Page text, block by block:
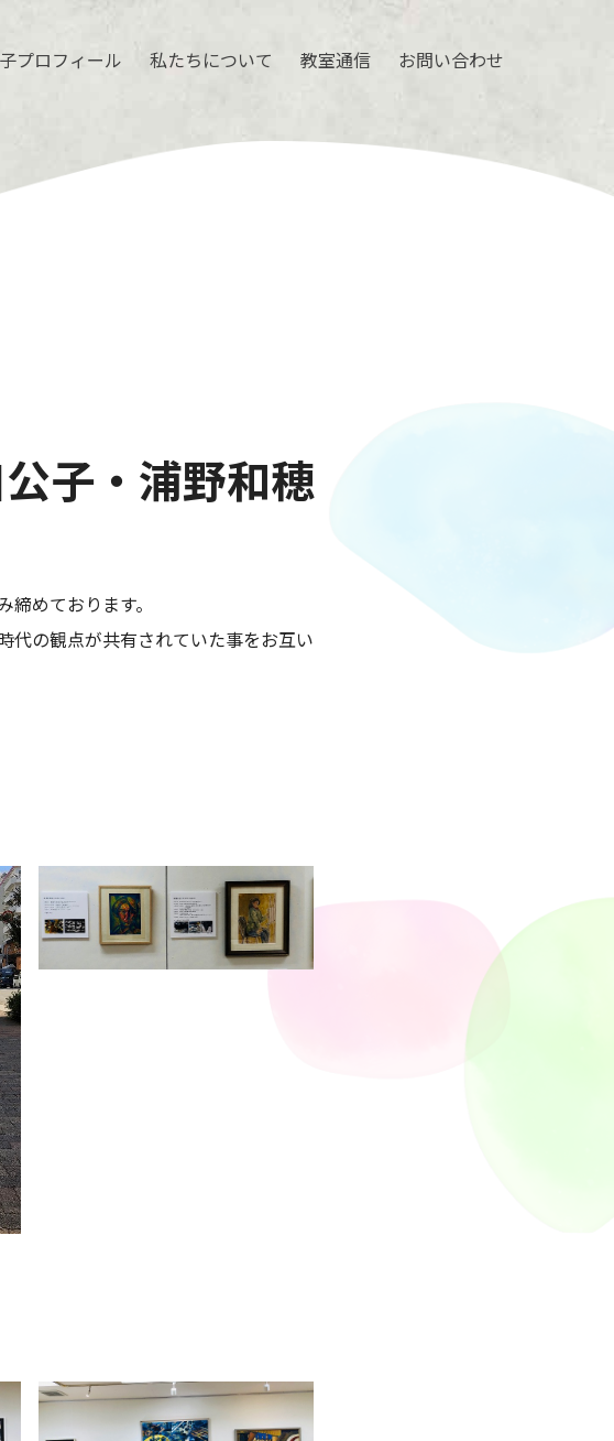
プロフィール 私たちについて 教室通信 お問い合わせ
子・浦野和穂
めております。
代の観点が共有されていた事をお互い